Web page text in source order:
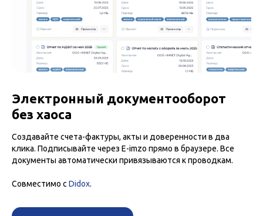
Электронный документооборот
без хаоса
Создавайте счета-фактуры, акты и доверенности в два
клика. Подписывайте через E-imzo прямо в браузере. Все
документы автоматически привязываются к проводкам.
Совместимо сDidox.